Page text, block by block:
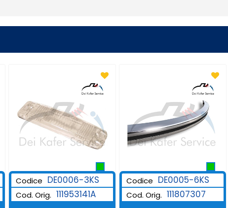
Codice DE0006-3KS
Cod. Orig. 111953141A
Codice DE0005-6KS
Cod. Orig. 111807307